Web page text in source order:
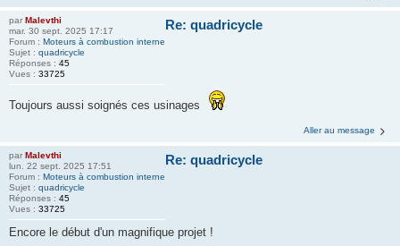
par Malevthi
mar. 30 sept. 2025 17:17
Forum : Moteurs à combustion interne
Sujet : quadricycle
Réponses : 45
Vues : 33725
Re: quadricycle
Toujours aussi soignés ces usinages
Aller au message
par Malevthi
lun. 22 sept. 2025 17:51
Forum : Moteurs à combustion interne
Sujet : quadricycle
Réponses : 45
Vues : 33725
Re: quadricycle
Encore le début d'un magnifique projet !